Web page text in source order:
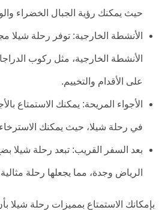
حيث يمكنك رؤية الجبال الخضراء
الأنشطة الخارجية: توفر رحلة شيلا
الأنشطة الخارجية، مثل ركوب
على الأقدام والتخييم.
الأجواء المريحة: يمكنك الاستمتاع
في رحلة شيلا، حيث يمكنك الاسترخاء
بعد السفر القريب: تبعد رحلة
الرياض وجدة، مما يجعلها رحلة
بإمكانك الاستمتاع بمميزات رحلة شيلا